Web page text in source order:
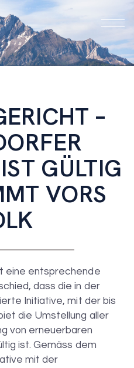
–
GÜLTIG
VORS
eine entsprechende
dass die in der
Initiative, mit der bis
die Umstellung aller
von erneuerbaren
ist. Gemäss dem
mit der